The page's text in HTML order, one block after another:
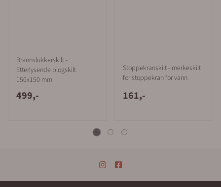
Brannslukkerskilt -
Etterlysende plogskilt
150x150 mm
499,-
Stoppekranskilt - merkeskilt
for stoppekran for vann
161,-